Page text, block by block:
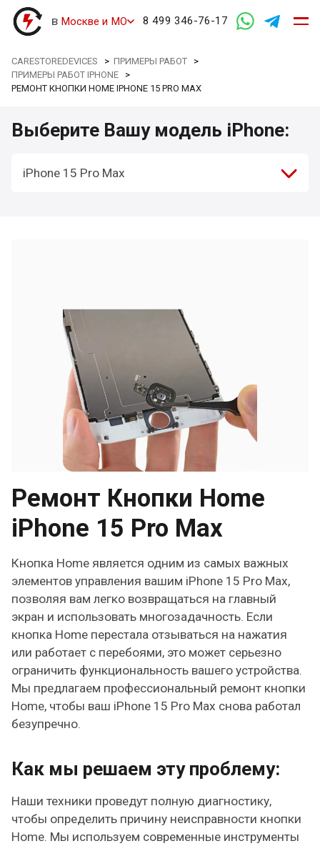
в Москве и МО 8 499 346-76-17
CARESTOREDEVICES >ПРИМЕРЫ РАБОТ >
ПРИМЕРЫ РАБОТ IPHONE >
РЕМОНТ КНОПКИ HOME IPHONE 15 PRO MAX
Выберите Вашу модель iPhone:
iPhone 15 Pro Max
Ремонт Кнопки Home
iPhone 15 Pro Max
Кнопка Home является одним из самых важных
элементов управления вашим iPhone 15 Pro Max,
позволяя вам легко возвращаться на главный
экран и использовать многозадачность. Если
кнопка Home перестала отзываться на нажатия
или работает с перебоями, это может серьезно
ограничить функциональность вашего устройства.
Мы предлагаем профессиональный ремонт кнопки
Home, чтобы ваш iPhone 15 Pro Max снова работал
безупречно.
Как мы решаем эту проблему:
Наши техники проведут полную диагностику,
чтобы определить причину неисправности кнопки
Home. Мы используем современные инструменты